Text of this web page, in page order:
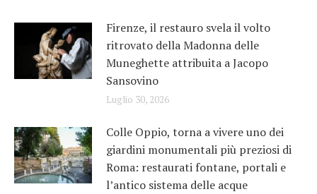
Firenze, il restauro svela il volto
ritrovato della Madonna delle
Muneghette attribuita a Jacopo
Sansovino
Luglio 30, 2026
Colle Oppio, torna a vivere uno dei
giardini monumentali più preziosi di
Roma: restaurati fontane, portali e
l’antico sistema delle acque